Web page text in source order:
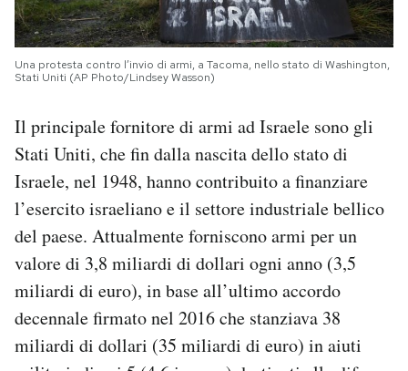
Una protesta contro l’invio di armi, a Tacoma, nello stato di Washington,
Stati Uniti (AP Photo/Lindsey Wasson)
Il principale fornitore di armi ad Israele sono gli
Stati Uniti, che fin dalla nascita dello stato di
Israele, nel 1948, hanno contribuito a finanziare
l’esercito israeliano e il settore industriale bellico
del paese. Attualmente forniscono armi per un
valore di 3,8 miliardi di dollari ogni anno (3,5
miliardi di euro), in base all’ultimo accordo
decennale firmato nel 2016 che stanziava 38
miliardi di dollari (35 miliardi di euro) in aiuti